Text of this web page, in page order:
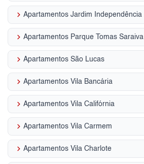
keyboard_arrow_right Apartamentos Jardim Independência
keyboard_arrow_right Apartamentos Parque Tomas Saraiva
keyboard_arrow_right Apartamentos São Lucas
keyboard_arrow_right Apartamentos Vila Bancária
keyboard_arrow_right Apartamentos Vila Califórnia
keyboard_arrow_right Apartamentos Vila Carmem
keyboard_arrow_right Apartamentos Vila Charlote